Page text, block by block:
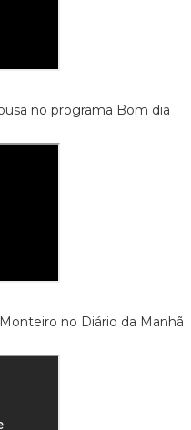
no programa Bom dia
no Diário da Manhã